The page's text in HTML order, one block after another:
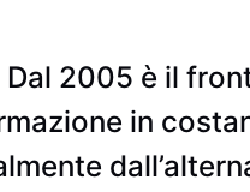
Dal 2005 è il
in